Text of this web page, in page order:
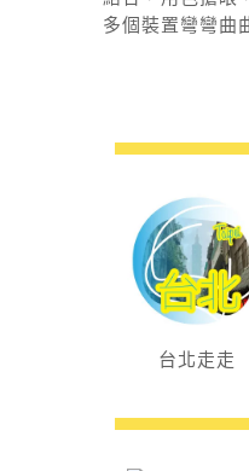
多個裝置彎彎曲
台北走走